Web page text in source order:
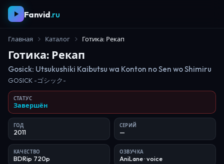
Fanvid.ru
Главная Каталог Готика: Рекап
Готика: Рекап
Gosick: Utsukushiki Kaibutsu wa Konton no Sen wo Shimiru
GOSICK -ゴシック-
СТАТУС
Завершён
ГОД
2011
СЕРИЙ
—
КАЧЕСТВО
BDRip 720p
ОЗВУЧКА
AniLane· voice